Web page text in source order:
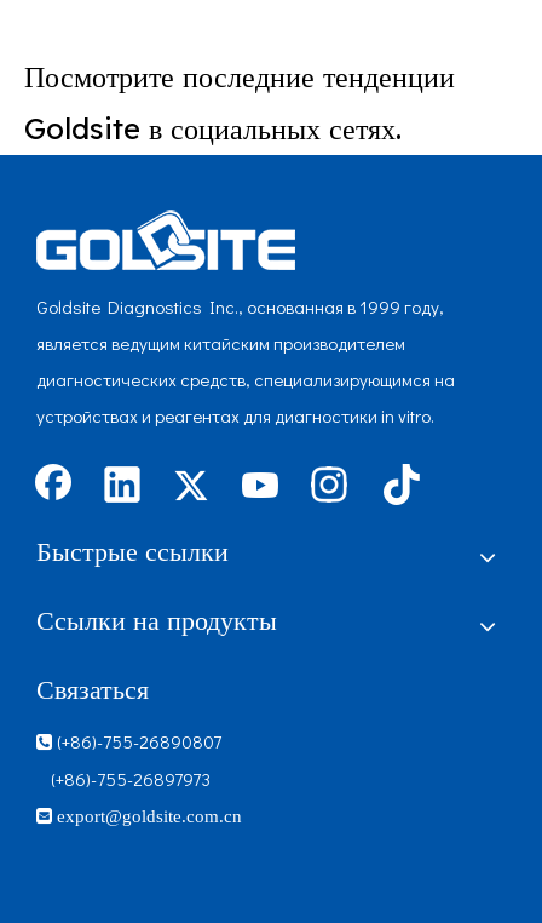
Посмотрите последние тенденции
Goldsite в социальных сетях.
Goldsite Diagnostics Inc., основанная в 1999 году,
является ведущим китайским производителем
диагностических средств, специализирующимся на
устройствах и реагентах для диагностики in vitro.
Быстрые ссылки
Ссылки на продукты
Связаться
 (+86)-755-26890807
(+86)-755-26897973
 export@goldsite.com.cn